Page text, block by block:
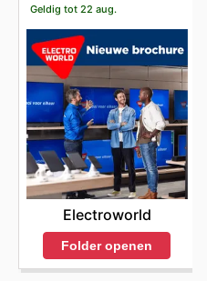
Geldig tot 22 aug.
Electroworld
Folder openen